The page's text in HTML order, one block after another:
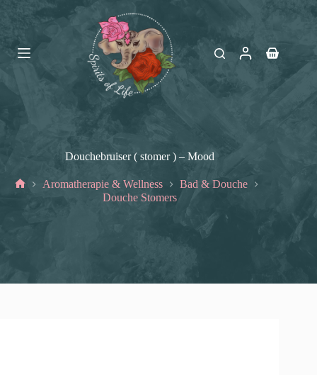
Douchebruiser ( stomer ) – Mood
Aromatherapie & Wellness
Bad & Douche
Douche Stomers